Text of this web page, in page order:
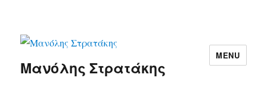
Μανόλης Στρατάκης
MENU